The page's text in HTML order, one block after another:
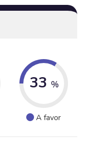
33 %
A favor